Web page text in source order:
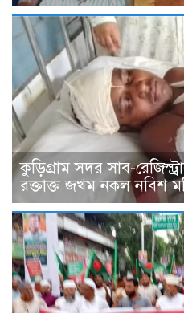
কুড়িগ্রাম সদর সাব-
রক্তাক্ত জখম নকল নবিশ